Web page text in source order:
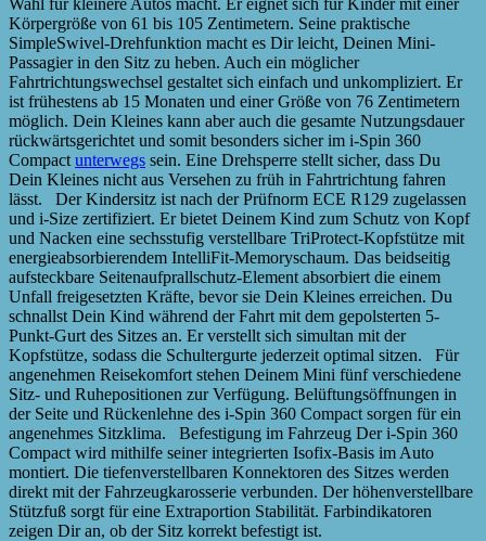
Körpergröße von 61 bis 105 Zentimetern. Seine praktische
SimpleSwivel-Drehfunktion macht es Dir leicht, Deinen Mini-
Passagier in den Sitz zu heben. Auch ein möglicher
Fahrtrichtungswechsel gestaltet sich einfach und unkompliziert. Er
ist frühestens ab 15 Monaten und einer Größe von 76 Zentimetern
möglich. Dein Kleines kann aber auch die gesamte Nutzungsdauer
rückwärtsgerichtet und somit besonders sicher im i-Spin 360
Compact unterwegs sein. Eine Drehsperre stellt sicher, dass Du
Dein Kleines nicht aus Versehen zu früh in Fahrtrichtung fahren
lässt. Der Kindersitz ist nach der Prüfnorm ECE R129 zugelassen
und i-Size zertifiziert. Er bietet Deinem Kind zum Schutz von Kopf
und Nacken eine sechsstufig verstellbare TriProtect-Kopfstütze mit
energieabsorbierendem IntelliFit-Memoryschaum. Das beidseitig
aufsteckbare Seitenaufprallschutz-Element absorbiert die einem
Unfall freigesetzten Kräfte, bevor sie Dein Kleines erreichen. Du
schnallst Dein Kind während der Fahrt mit dem gepolsterten 5-
Punkt-Gurt des Sitzes an. Er verstellt sich simultan mit der
Kopfstütze, sodass die Schultergurte jederzeit optimal sitzen. Für
angenehmen Reisekomfort stehen Deinem Mini fünf verschiedene
Sitz- und Ruhepositionen zur Verfügung. Belüftungsöffnungen in
der Seite und Rückenlehne des i-Spin 360 Compact sorgen für ein
angenehmes Sitzklima. Befestigung im Fahrzeug Der i-Spin 360
Compact wird mithilfe seiner integrierten Isofix-Basis im Auto
montiert. Die tiefenverstellbaren Konnektoren des Sitzes werden
direkt mit der Fahrzeugkarosserie verbunden. Der höhenverstellbare
Stützfuß sorgt für eine Extraportion Stabilität. Farbindikatoren
zeigen Dir an, ob der Sitz korrekt befestigt ist.